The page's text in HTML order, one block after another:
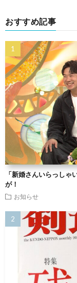
おすすめ記事
「新婚さんいらっしゃ
が！
お知らせ